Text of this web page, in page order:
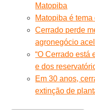
Matopiba
Matopiba é
Cerrado perde
agronegócio
“O Cerrado está
e dos
Em 30 anos,
extinção de